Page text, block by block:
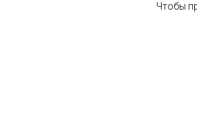
Чтобы